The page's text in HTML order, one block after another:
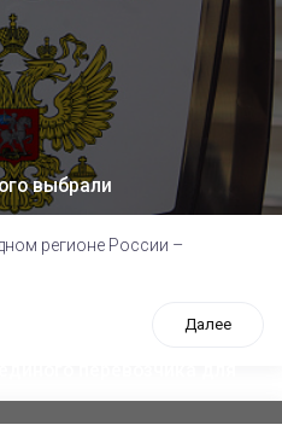
выбрали
регионе России –
Далее